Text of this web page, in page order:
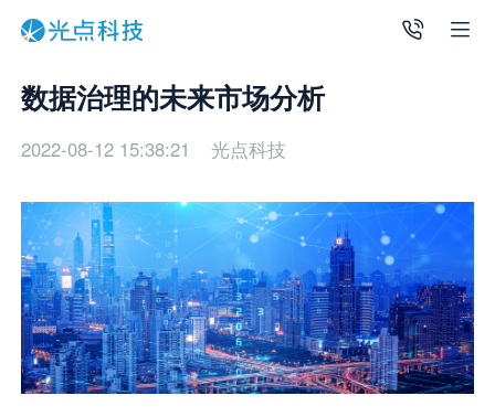
数据治理的未来市场分析
2022-08-12 15:38:21 光点科技